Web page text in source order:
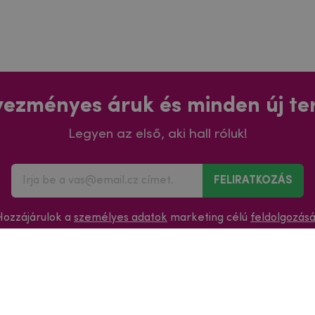
áruk és minden új
Legyen az első, aki hall róluk!
FELIRATKOZÁS
a személyes adatok marketing célú